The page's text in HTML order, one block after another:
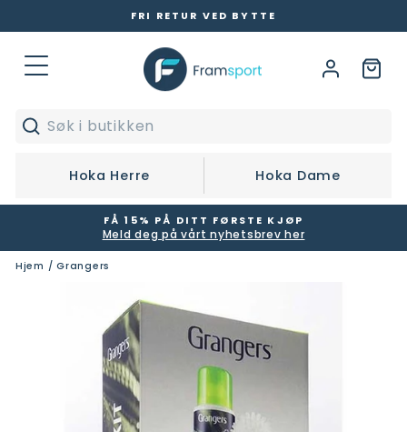
Pause
FRI RETUR VED BYTTE
Nettsidenavigering Logg
Search
Hoka Herre
Hoka Dame
Pause
FÅ 15% PÅ DITT FØRSTE KJØP
Meld deg på vårt nyhetsbrev her
Hjem / Grangers